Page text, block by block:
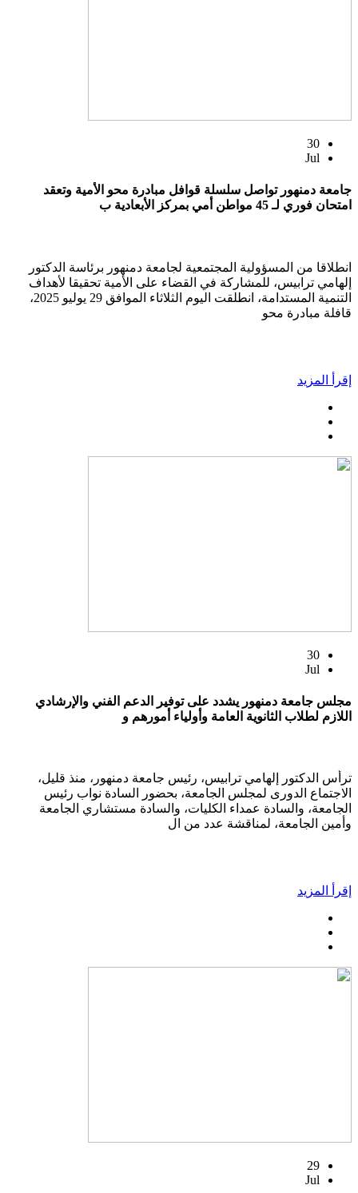
30
Jul
جامعة دمنهور تواصل سلسلة قوافل مبادرة محو الأمية وتعقد
امتحان فوري لـ 45 مواطن أمي بمركز الأبعادية ب
انطلاقا من المسؤولية المجتمعية لجامعة دمنهور برئاسة الدكتور
إلهامي ترابيس، للمشاركة في القضاء على الأمية تحقيقا لأهداف
التنمية المستدامة، انطلقت اليوم الثلاثاء الموافق 29 يوليو 2025،
قافلة مبادرة محو
إقرأ المزيد
30
Jul
مجلس جامعة دمنهور يشدد على توفير الدعم الفني والإرشادي
اللازم لطلاب الثانوية العامة وأولياء أمورهم و
ترأس الدكتور إلهامي ترابيس، رئيس جامعة دمنهور، منذ قليل،
الاجتماع الدورى لمجلس الجامعة، بحضور السادة نواب رئيس
الجامعة، والسادة عمداء الكليات، والسادة مستشاري الجامعة
وأمين الجامعة، لمناقشة عدد من ال
إقرأ المزيد
29
Jul